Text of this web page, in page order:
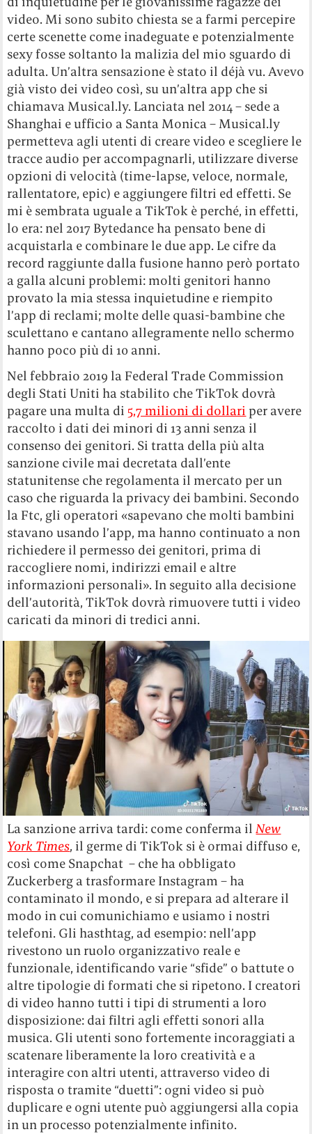
video. Mi sono subito chiesta se a farmi percepire
certe scenette come inadeguate e potenzialmente
sexy fosse soltanto la malizia del mio sguardo di
adulta. Un’altra sensazione è stato il déjà vu. Avevo
già visto dei video così, su un’altra app che si
chiamava Musical.ly. Lanciata nel 2014 – sede a
Shanghai e ufficio a Santa Monica – Musical.ly
permetteva agli utenti di creare video e scegliere le
tracce audio per accompagnarli, utilizzare diverse
opzioni di velocità (time-lapse, veloce, normale,
rallentatore, epic) e aggiungere filtri ed effetti. Se
mi è sembrata uguale a TikTok è perché, in effetti,
lo era: nel 2017 Bytedance ha pensato bene di
acquistarla e combinare le due app. Le cifre da
record raggiunte dalla fusione hanno però portato
a galla alcuni problemi: molti genitori hanno
provato la mia stessa inquietudine e riempito
l’app di reclami; molte delle quasi-bambine che
sculettano e cantano allegramente nello schermo
hanno poco più di 10 anni.
Nel febbraio 2019 la Federal Trade Commission
degli Stati Uniti ha stabilito che TikTok dovrà
pagare una multa di 5,7 milioni di dollari per avere
raccolto i dati dei minori di 13 anni senza il
consenso dei genitori. Si tratta della più alta
sanzione civile mai decretata dall’ente
statunitense che regolamenta il mercato per un
caso che riguarda la privacy dei bambini. Secondo
la Ftc, gli operatori «sapevano che molti bambini
stavano usando l’app, ma hanno continuato a non
richiedere il permesso dei genitori, prima di
raccogliere nomi, indirizzi email e altre
informazioni personali». In seguito alla decisione
dell’autorità, TikTok dovrà rimuovere tutti i video
caricati da minori di tredici anni.
La sanzione arriva tardi: come conferma ilNew
York Times, il germe di TikTok si è ormai diffuso e,
così come Snapchat – che ha obbligato
Zuckerberg a trasformare Instagram – ha
contaminato il mondo, e si prepara ad alterare il
modo in cui comunichiamo e usiamo i nostri
telefoni. Gli hasthtag, ad esempio: nell’app
rivestono un ruolo organizzativo reale e
funzionale, identificando varie “sfide” o battute o
altre tipologie di formati che si ripetono. I creatori
di video hanno tutti i tipi di strumenti a loro
disposizione: dai filtri agli effetti sonori alla
musica. Gli utenti sono fortemente incoraggiati a
scatenare liberamente la loro creatività e a
interagire con altri utenti, attraverso video di
risposta o tramite “duetti”: ogni video si può
duplicare e ogni utente può aggiungersi alla copia
in un processo potenzialmente infinito.